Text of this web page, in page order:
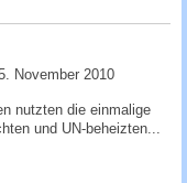
November 2010
nutzten die einmalige
und UN-beheizten...